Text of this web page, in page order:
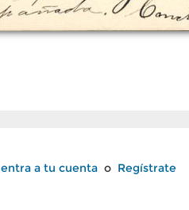
entra a tu cuenta o Regístrate